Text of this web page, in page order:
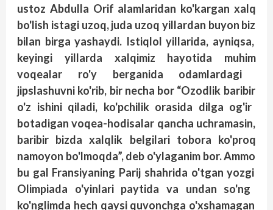
ustoz Abdulla Orif alamlaridan ko'kargan xalq
bo'lish istagiuzoq, juda uzoq yillardan buyon biz
bilan birga yashaydi. Istiqlol yillarida, ayniqsa,
keyingi yillarda xalqimiz hayotida muhim
voqealar ro'yberganida odamlardagi
jipslashuvni ko'rib, birnecha bor “Ozodlik baribir
o'z ishiniqiladi, ko'pchilikorasida dilga og'ir
botadigan voqea-hodisalar qancha uchramasin,
baribir bizda xalqlik belgilaritobora ko'proq
namoyon bo'lmoqda”, deb o'ylaganim bor. Ammo
bu gal Fransiyaning Parij shahrida o'tgan yozgi
Olimpiada o'yinlaripaytida va undan so'ng
ko'nglimda hech qaysiquvonchga o'xshamagan